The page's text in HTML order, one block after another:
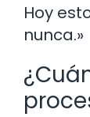
Hoy
nunca.»